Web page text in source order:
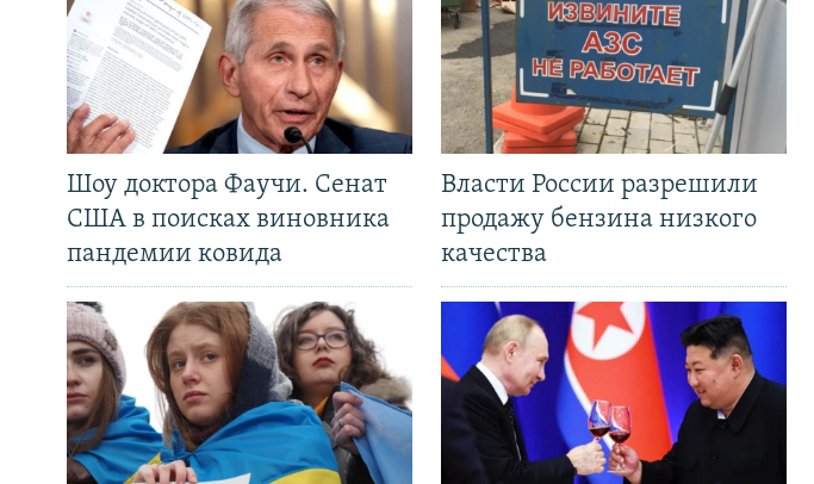
Шоу доктора Фаучи. Сенат
США в поисках виновника
пандемии ковида
Власти России разрешили
продажу бензина низкого
качества